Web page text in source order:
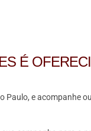
É
Paulo, e acompanhe